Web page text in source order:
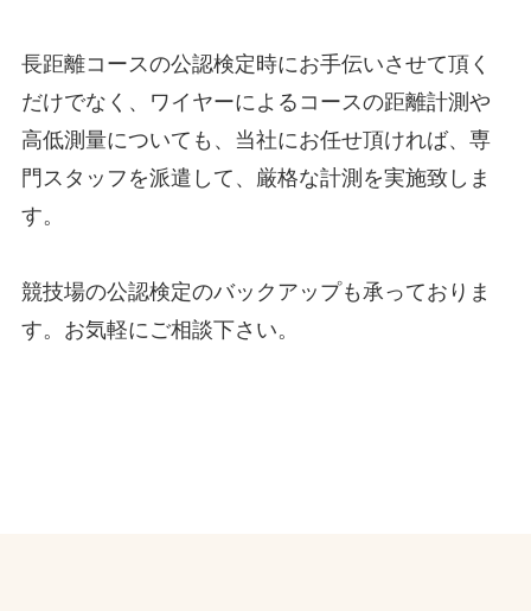
長距離コースの公認検定時にお手伝いさせて頂く
だけでなく、ワイヤーによるコースの距離計測や
高低測量についても、当社にお任せ頂ければ、専
門スタッフを派遣して、厳格な計測を実施致しま
す。
競技場の公認検定のバックアップも承っておりま
す。お気軽にご相談下さい。